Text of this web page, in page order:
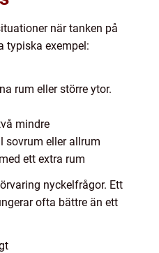
när tanken på
typiska exempel:
rum eller större ytor.
mindre
sovrum eller allrum
ett extra rum
nyckelfrågor. Ett
ofta bättre än ett